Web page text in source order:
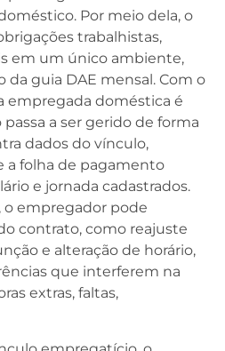
Por meio dela, o
trabalhistas,
em um único ambiente,
da guia DAE mensal. Com o
empregada doméstica é
a ser gerido de forma
dados do vínculo,
a folha de pagamento
e jornada cadastrados.
o empregador pode
contrato, como reajuste
e alteração de horário,
que interferem na
extras, faltas,